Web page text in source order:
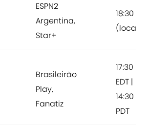
ESPN2
Argentina,
Star+
18:30
(local)
Brasileirão
Play,
Fanatiz
17:30
EDT |
14:30
PDT